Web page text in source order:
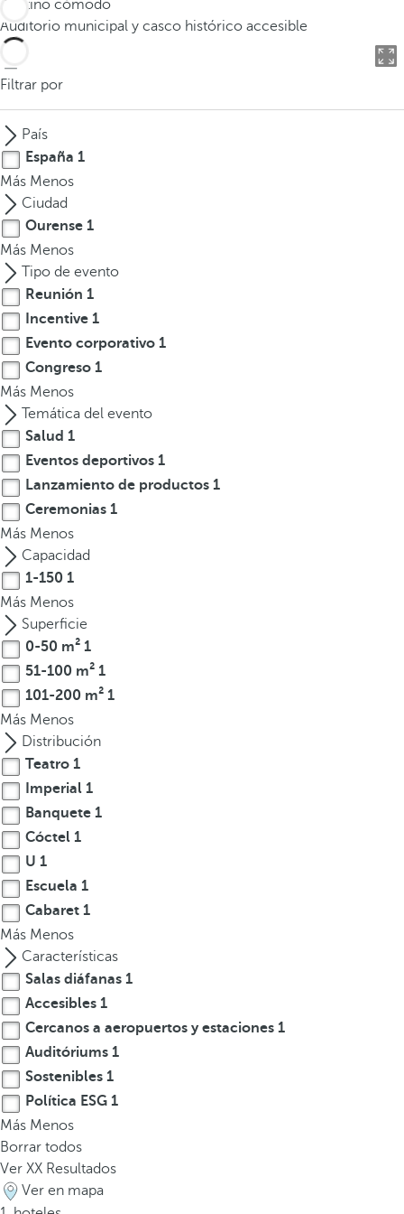
d
c
r
t
r
e
s
m
á
s
c
a
r
a
c
t
e
r
s
,
p
u
e
d
e
s
p
u
l
s
a
a
t
e
c
l
a
d
e
f
e
c
h
a
h
a
c
i
Destino cómodo
Auditorio municipal y casco histórico accesible
Filtrar por
País
España 1
Más Menos
Ciudad
Ourense 1
Más Menos
Tipo de evento
Reunión 1
Incentive 1
Evento corporativo 1
Congreso 1
Más Menos
Temática del evento
Salud 1
Eventos deportivos 1
Lanzamiento de productos 1
Ceremonias 1
Más Menos
Capacidad
1-150 1
Más Menos
Superficie
0-50 m² 1
51-100 m² 1
101-200 m² 1
Más Menos
Distribución
Teatro 1
Imperial 1
Banquete 1
Cóctel 1
U 1
Escuela 1
Cabaret 1
Más Menos
Características
Salas diáfanas 1
Accesibles 1
Cercanos a aeropuertos y estaciones 1
Auditóriums 1
Sostenibles 1
Política ESG 1
Más Menos
Borrar todos
Ver XX Resultados
Ver en mapa